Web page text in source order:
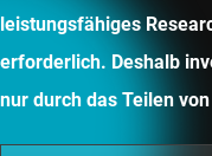
leistungsfähiges
erforderlich. Deshalb
nur durch das Teilen